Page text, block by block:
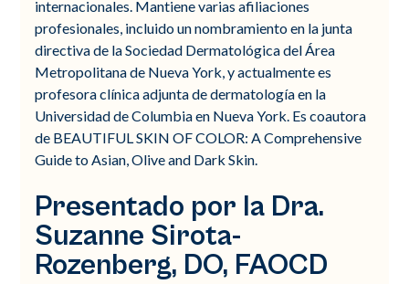
internacionales. Mantiene varias afiliaciones
profesionales, incluido un nombramiento en la junta
directiva de la Sociedad Dermatológica del Área
Metropolitana de Nueva York, y actualmente es
profesora clínica adjunta de dermatología en la
Universidad de Columbia en Nueva York. Es coautora
de BEAUTIFUL SKIN OF COLOR: A Comprehensive
Guide to Asian, Olive and Dark Skin.
Presentado por la Dra.
Suzanne Sirota-
Rozenberg, DO, FAOCD